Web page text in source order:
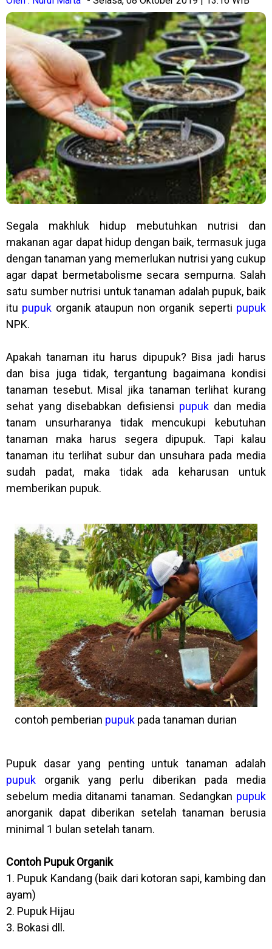
Segala makhluk hidup mebutuhkan nutrisi dan
makanan agar dapat hidup dengan baik, termasuk juga
dengan tanaman yang memerlukan nutrisi yang cukup
agar dapat bermetabolisme secara sempurna. Salah
satu sumber nutrisi untuk tanaman adalah pupuk, baik
itu pupuk organik ataupun non organik seperti pupuk
NPK.
Apakah tanaman itu harus dipupuk? Bisa jadi harus
dan bisa juga tidak, tergantung bagaimana kondisi
tanaman tesebut. Misal jika tanaman terlihat kurang
sehat yang disebabkan defisiensi pupukdan media
tanam unsurharanya tidak mencukupi kebutuhan
tanaman maka harus segera dipupuk. Tapi kalau
tanaman itu terlihat subur dan unsuhara pada media
sudah padat, maka tidak ada keharusan untuk
memberikan pupuk.
contoh pemberian pupuk pada tanaman durian
Pupuk dasar yang penting untuk tanaman adalah
pupuk organik yang perlu diberikan pada media
sebelum media ditanami tanaman. Sedangkan pupuk
anorganik dapat diberikan setelah tanaman berusia
minimal 1 bulan setelah tanam.
Contoh Pupuk Organik
1. Pupuk Kandang (baik dari kotoran sapi, kambing dan
ayam)
2. Pupuk Hijau
3. Bokasi dll.